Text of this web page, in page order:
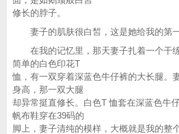
修长的脖子。
妻子的肌肤很白皙，这是她给我的第一
在我的记忆里，那天妻子扎着一个干
简单的白色印花T
恤，有一双穿着深蓝色牛仔裤的大长腿。
身高，那一双大腿
却异常挺直修长。白色T 恤套在深蓝色牛
帆布鞋穿在39码的
脚上，妻子清纯的模样，大概就是我的整